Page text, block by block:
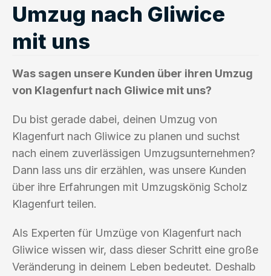
Umzug nach Gliwice
mit uns
Was sagen unsere Kunden über ihren Umzug
von Klagenfurt nach Gliwice mit uns?
Du bist gerade dabei, deinen Umzug von
Klagenfurt nach Gliwice zu planen und suchst
nach einem zuverlässigen Umzugsunternehmen?
Dann lass uns dir erzählen, was unsere Kunden
über ihre Erfahrungen mit Umzugskönig Scholz
Klagenfurt teilen.
Als Experten für Umzüge von Klagenfurt nach
Gliwice wissen wir, dass dieser Schritt eine große
Veränderung in deinem Leben bedeutet. Deshalb